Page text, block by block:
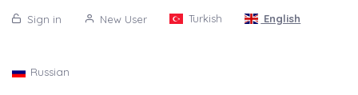
Sign in New User Turkish English
Russian